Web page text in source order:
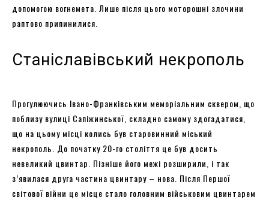
допомогою вогнемета. Лише після цього моторошні злочини
раптово припинилися.
Станіславівський некрополь
Прогулюючись Івано-Франківським меморіальним сквером, що
поблизу вулиці Сапіжинської, складно самому здогадатися,
що на цьому місці колись був старовинний міський
некрополь. До початку 20-го століття це був досить
невеликий цвинтар. Пізніше його межі розширили, і так
з’явилася друга частина цвинтару – нова. Після Першої
світової війни це місце стало головним військовим цвинтарем